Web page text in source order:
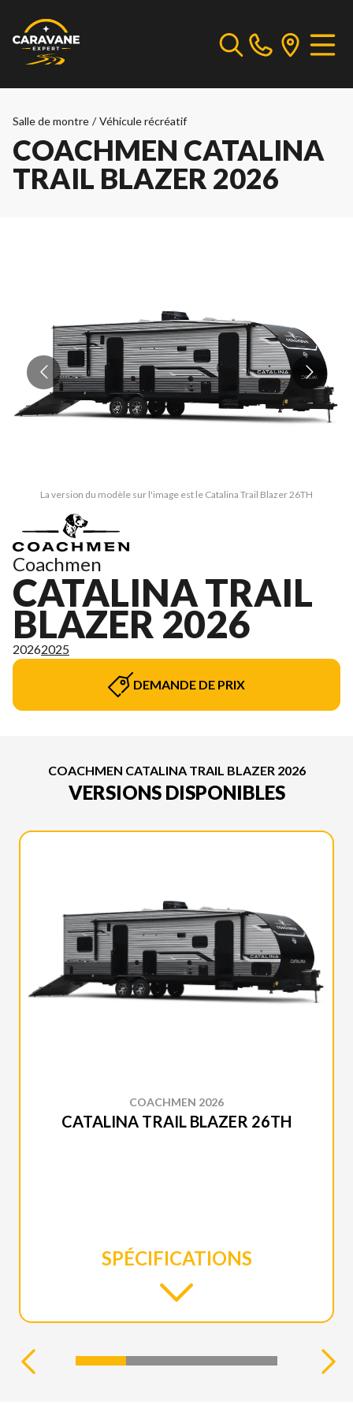
Salle de montre / Véhicule récréatif
COACHMEN CATALINA
TRAIL BLAZER 2026
La version du modèle sur l'image est le Catalina Trail Blazer 26TH
Coachmen
CATALINA TRAIL
BLAZER 2026
20262025
DEMANDE DE PRIX
COACHMEN CATALINA TRAIL BLAZER 2026
VERSIONS DISPONIBLES
COACHMEN 2026
CATALINA TRAIL BLAZER 26TH
SPÉCIFICATIONS